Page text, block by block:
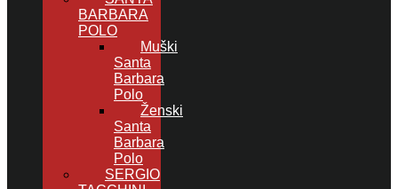
BARBARA
POLO
Muški
Santa
Barbara
Polo
Ženski
Santa
Barbara
Polo
SERGIO